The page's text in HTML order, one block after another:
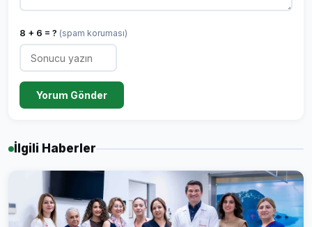
8 + 6 = ? (spam koruması)
Yorum Gönder
İlgili Haberler